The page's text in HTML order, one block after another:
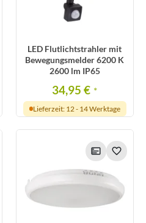
LED Flutlichtstrahler mit
Bewegungsmelder 6200 K
2600 lm IP65
34,95 € *
Lieferzeit: 12 - 14 Werktage